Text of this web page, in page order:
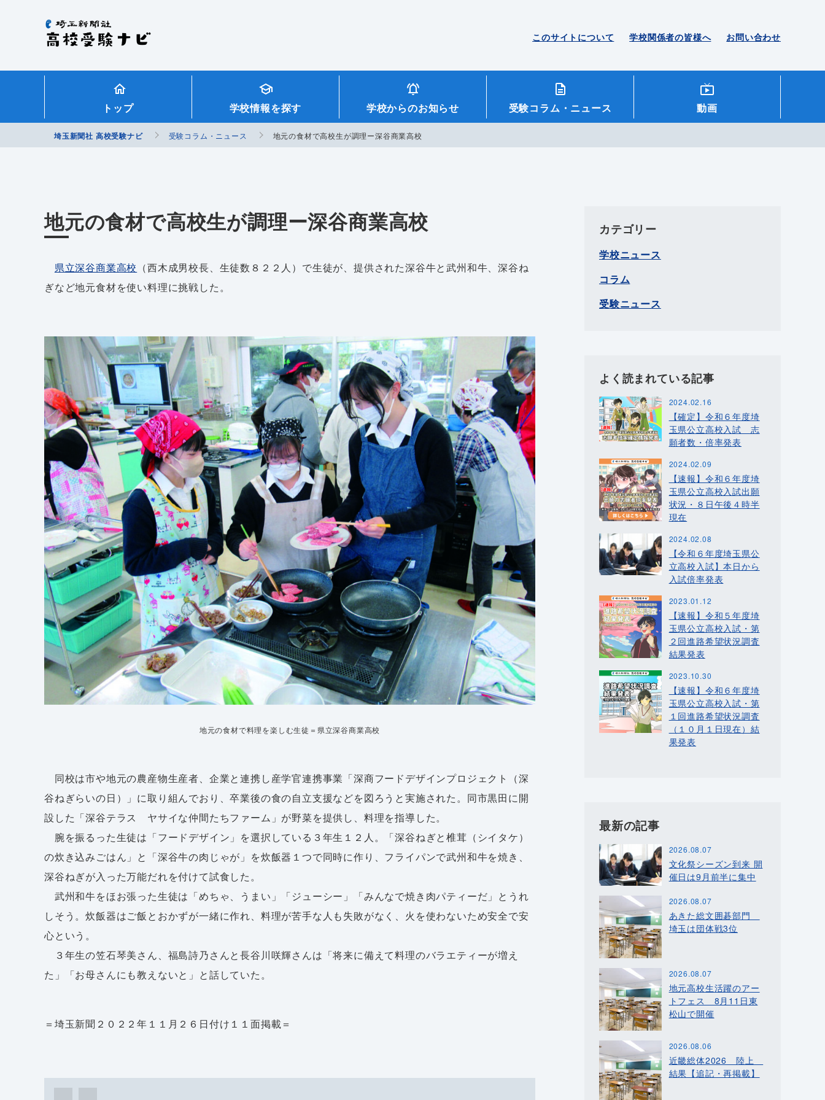
このサイトについて 学校関係者の皆様へ お問い合わせ
トップ 学校情報を探す 学校からのお知らせ 受験コラム ・ニュース 動画
埼玉新聞社 高校受験ナビ 受験コラム・ニュース 地元の食材で高校生が調理ー深谷商業高校
地元の食材で高校生が調理ー深谷商業高校
県立深谷商業高校 （西木成男校長、生徒数８２２人）で生徒が、提供された深谷牛と武州和牛、深谷ね
ぎなど地元食材を使い料理に挑戦した。
地元の食材で料理を楽しむ生徒＝県立深谷商業高校
同校は市や地元の農産物生産者、企業と連携し産学官連携事業「深商フードデザインプロジェクト（深
谷ねぎらいの日）」に取り組んでおり、卒業後の食の自立支援などを図ろうと実施された。同市黒田に開
設した「深谷テラス ヤサイな仲間たちファーム」が野菜を提供し、料理を指導した。
腕を振るった生徒は「フードデザイン」を選択している３年生１２人。「深谷ねぎと椎茸（シイタケ）
の炊き込みごはん」と「深谷牛の肉じゃが」を炊飯器１つで同時に作り、フライパンで武州和牛を焼き、
深谷ねぎが入った万能だれを付けて試食した。
武州和牛をほお張った生徒は「めちゃ、うまい」「ジューシー」「みんなで焼き肉パティーだ」とうれ
しそう。炊飯器はご飯とおかずが一緒に作れ、料理が苦手な人も失敗がなく、火を使わないため安全で安
心という。
３年生の笠石琴美さん、福島詩乃さんと長谷川咲輝さんは「将来に備えて料理のバラエティーが増え
た」「お母さんにも教えないと」と話していた。
＝埼玉新聞２０２２年１１月２６日付け１１面掲載＝
カテゴリー
学校ニュース
コラム
受験ニュース
よく読まれている記事
2024.02.16
【確定】令和６年度埼
玉県公立高校入試 志
願者数・倍率発表
2024.02.09
【速報】令和６年度埼
玉県公立高校入試出願
状況・８日午後４時半
現在
2024.02.08
【令和６年度埼玉県公
立高校入試】本日から
入試倍率発表
2023.01.12
【速報】令和５年度埼
玉県公立高校入試・第
２回進路希望状況調査
結果発表
2023.10.30
【速報】令和６年度埼
玉県公立高校入試・第
１回進路希望状況調査
（１０月１日現在）結
果発表
最新の記事
2026.08.07
文化祭シーズン到来 開
催日は9月前半に集中
2026.08.07
あきた総文囲碁部門
埼玉は団体戦3位
2026.08.07
地元高校生活躍のアー
トフェス 8月11日東
松山で開催
2026.08.06
近畿総体2026 陸上
結果【追記・再掲載】